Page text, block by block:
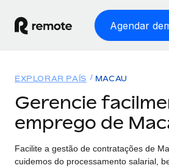
Agendar
EMPREGO GLOBAL
Processamento Salarial
Processamento salarial fácil e
Soluções
COBERTURA GLOBAL
Preçário
EXPLORAR PAÍS MACAU
Gerencie
emprego de
Facilite a gestão de contratações de
cuidemos do processamento salarial,